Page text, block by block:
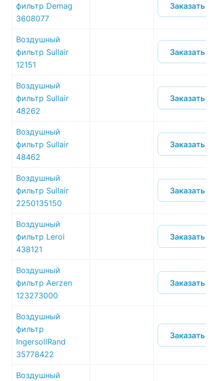
фильтр Demag
3608077
Заказать
Воздушный
фильтр Sullair
12151
Заказать
Воздушный
фильтр Sullair
48262
Заказать
Воздушный
фильтр Sullair
48462
Заказать
Воздушный
фильтр Sullair
2250135150
Заказать
Воздушный
фильтр Leroi
438121
Заказать
Воздушный
фильтр Aerzen
123273000
Заказать
Воздушный
фильтр
IngersollRand
35778422
Заказать
Воздушный